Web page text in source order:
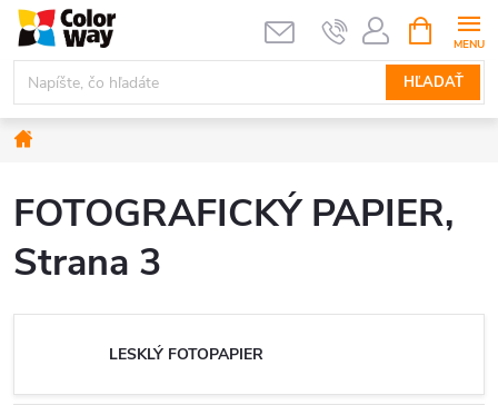
Prejsť
obsah
HĽADAŤ
KOŠÍK
Domov
FOTOGRAFICKÝ PAPIER,
Strana 3
LESKLÝ FOTOPAPIER